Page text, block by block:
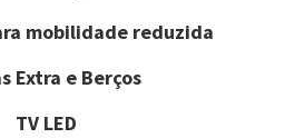
mobilidade reduzida
Extra e Berços
TV LED